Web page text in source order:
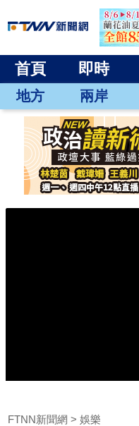
首頁 即時
地方 兩岸
FTNN新聞網 娛樂